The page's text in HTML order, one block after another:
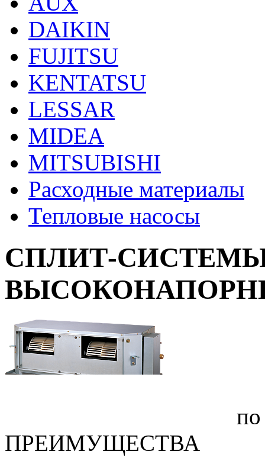
DAIKIN
FUJITSU
KENTATSU
LESSAR
MIDEA
MITSUBISHI
Расходные материалы
Тепловые насосы
СПЛИТ-
по
ПРЕИМУЩЕСТВА